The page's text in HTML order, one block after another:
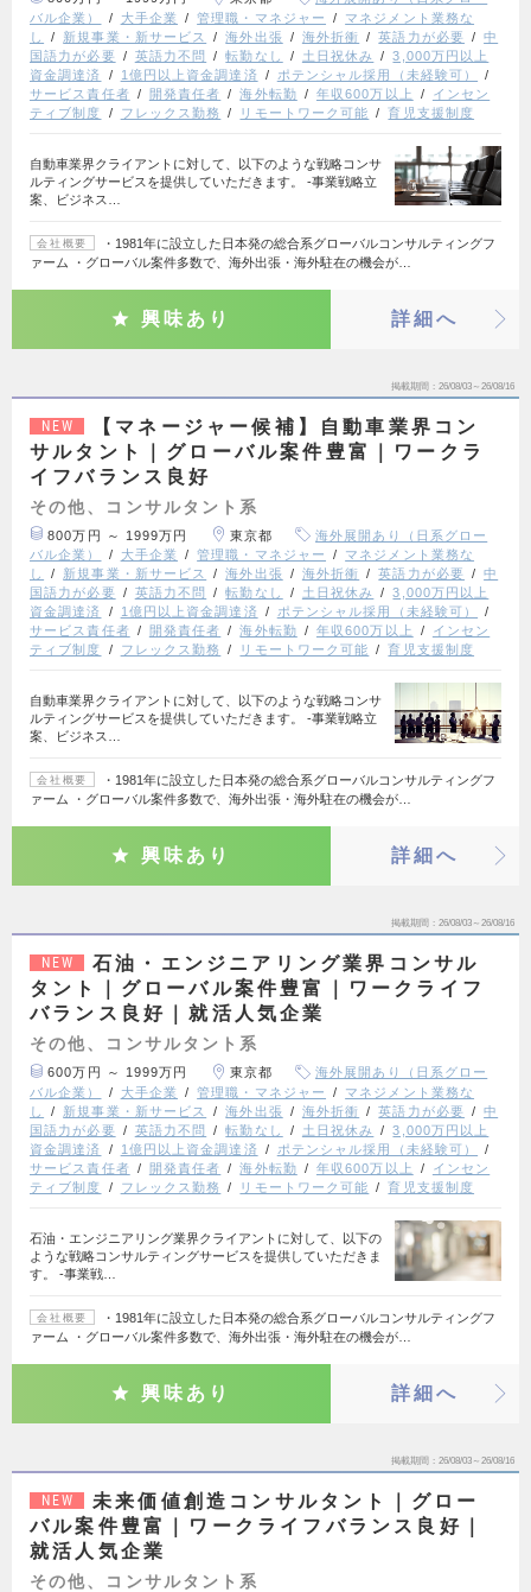
バル企業）
大手企業 管理職・マネジャー
マネジメント業務な
し
新規事業・新サービス 海外出張 海外折衝 英語力が必要
中
国語力が必要
英語力不問 転勤なし 土日祝休み
3,000万円以上
資金調達済
1億円以上資金調達済
ポテンシャル採用（未経験可）
サービス責任者
開発責任者 海外転勤 年収600万以上
インセン
ティブ制度
フレックス勤務 リモートワーク可能 育児支援制度
自動車業界クライアントに対して、以下のような戦略コンサ
ルティングサービスを提供していただきます。 ‐事業戦略立
案、ビジネス…
会社概要
・1981年に設立した日本発の総合系グローバルコンサルティングフ
ァーム ・グローバル案件多数で、海外出張・海外駐在の機会が…
興味あり 詳細へ
掲載期間 26/08/03～26/08/16
NEW
【マネージャー候補】自動車業界コン
サルタント｜グローバル案件豊富｜ワークラ
イフバランス良好
その他、コンサルタント系
800万円 ～ 1999万円 東京都
海外展開あり（日系グロー
バル企業）
大手企業 管理職・マネジャー
マネジメント業務な
し
新規事業・新サービス 海外出張 海外折衝 英語力が必要
中
国語力が必要
英語力不問 転勤なし 土日祝休み
3,000万円以上
資金調達済
1億円以上資金調達済
ポテンシャル採用（未経験可）
サービス責任者
開発責任者 海外転勤 年収600万以上
インセン
ティブ制度
フレックス勤務 リモートワーク可能 育児支援制度
自動車業界クライアントに対して、以下のような戦略コンサ
ルティングサービスを提供していただきます。 ‐事業戦略立
案、ビジネス…
会社概要
・1981年に設立した日本発の総合系グローバルコンサルティングフ
ァーム ・グローバル案件多数で、海外出張・海外駐在の機会が…
興味あり 詳細へ
掲載期間 26/08/03～26/08/16
NEW
石油・エンジニアリング業界コンサル
タント｜グローバル案件豊富｜ワークライフ
バランス良好｜就活人気企業
その他、コンサルタント系
600万円 ～ 1999万円 東京都
海外展開あり（日系グロー
バル企業）
大手企業 管理職・マネジャー
マネジメント業務な
し
新規事業・新サービス 海外出張 海外折衝 英語力が必要
中
国語力が必要
英語力不問 転勤なし 土日祝休み
3,000万円以上
資金調達済
1億円以上資金調達済
ポテンシャル採用（未経験可）
サービス責任者
開発責任者 海外転勤 年収600万以上
インセン
ティブ制度
フレックス勤務 リモートワーク可能 育児支援制度
石油・エンジニアリング業界クライアントに対して、以下の
ような戦略コンサルティングサービスを提供していただきま
す。 ‐事業戦…
会社概要
・1981年に設立した日本発の総合系グローバルコンサルティングフ
ァーム ・グローバル案件多数で、海外出張・海外駐在の機会が…
興味あり 詳細へ
掲載期間 26/08/03～26/08/16
NEW
未来価値創造コンサルタント｜グロー
バル案件豊富｜ワークライフバランス良好｜
就活人気企業
その他、コンサルタント系